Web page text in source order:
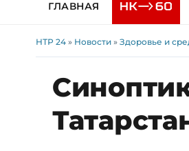
ГЛАВНАЯ
НТР 24 » Новости » Здоровье и